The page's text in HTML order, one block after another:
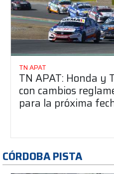
TN APAT
TN APAT: Honda y
con cambios
para la próxima
CÓRDOBA PISTA